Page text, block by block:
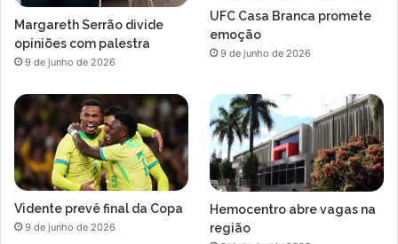
t
ã
o
m
r
n
d
o
o
m
Margareth Serrão divide
opiniões com palestra
9 de junho de 2026
UFC Casa Branca promete
emoção
9 de junho de 2026
Vidente prevê final da Copa
9 de junho de 2026
Hemocentro abre vagas na
região